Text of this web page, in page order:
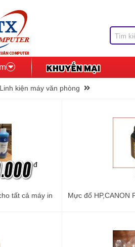
Linh kiện máy văn phòng
đ
tất cả máy in
Mực đổ HP,CANON